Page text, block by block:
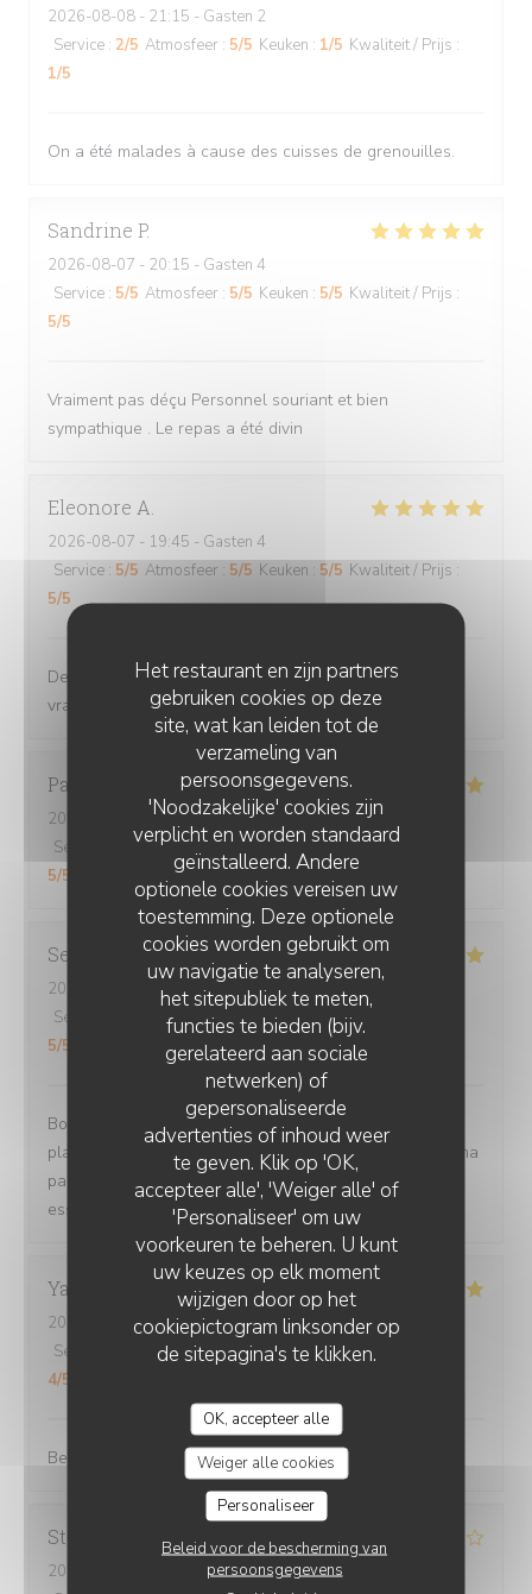
Het restaurant en zijn partners
gebruiken cookies op deze
site, wat kan leiden tot de
verzameling van
persoonsgegevens.
'Noodzakelijke' cookies zijn
verplicht en worden standaard
geïnstalleerd. Andere
optionele cookies vereisen uw
toestemming. Deze optionele
cookies worden gebruikt om
uw navigatie te analyseren,
het sitepubliek te meten,
functies te bieden (bijv.
gerelateerd aan sociale
netwerken) of
gepersonaliseerde
advertenties of inhoud weer
te geven. Klik op 'OK,
accepteer alle', 'Weiger alle' of
'Personaliseer' om uw
voorkeuren te beheren. U kunt
uw keuzes op elk moment
wijzigen door op het
cookiepictogram linksonder op
de sitepagina's te klikken.
OK, accepteer alle
Weiger alle cookies
Personaliseer
Beleid voor de bescherming van
persoonsgegevens
2026-08-08 - 21:15 - Gasten 2
Service : 2/5 Atmosfeer : 5/5 Keuken : 1/5 Kwaliteit / Prijs :
1/5
On a été malades à cause des cuisses de grenouilles.
Sandrine P
2026-08-07 - 20:15 - Gasten 4
Service : 5/5 Atmosfeer : 5/5 Keuken : 5/5 Kwaliteit / Prijs :
5/5
Vraiment pas déçu Personnel souriant et bien
sympathique . Le repas a été divin
Eleonore A
2026-08-07 - 19:45 - Gasten 4
Service : 5/5 Atmosfeer : 5/5 Keuken : 5/5 Kwaliteit / Prijs :
5/5
Des plats généreux et bons. Un menu enfant avec une
vraie recette. Et la gentillesse des serveurs. Top
Pascal
2026-08-01
- 19:45 - Gasten 2
Service
/5 Atmosfeer: 5 /5 Keuken : 5/5 Kwaliteit / Prijs
5/5
Sebastien C
2026-08-03
- 20:15 - Gasten 2
Service
Atmosfeer: 5 /5 Keuken: /5 Kwaliteit / Prijs
5/5
Bon accueil, serveurs et serveuses sympathiques. Les
plats sont excellents et les quantité généreuses. Pour ma
part la soupe de pistou en entrée est délicieuse, a
essayer...👍
Yannick
2026-08-04- 12:45 - Gasten 2
Service
Atmosfeer:5/5 Keuken 5/5 Kwaliteit / Prijs
4/5
Bel accueil, le cadre est très agréable. On mange bien.
Stéphanie
2026-08-01
- 19:30 - Gasten 2
CHEZ GRAND-MÈRE